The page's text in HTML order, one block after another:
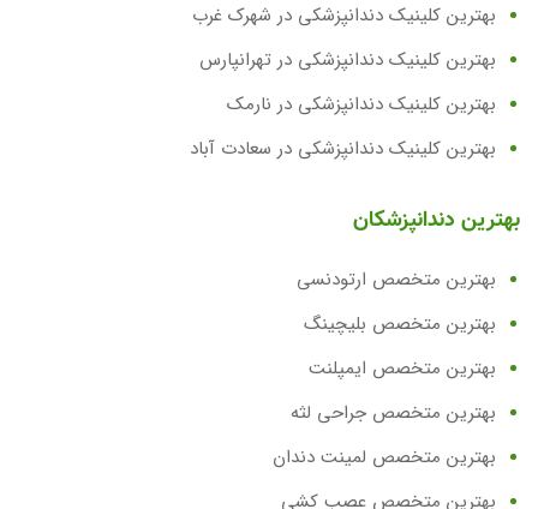
بهترین کلینیک دندانپزشکی در شهرک غرب
بهترین کلینیک دندانپزشکی در تهرانپارس
بهترین کلینیک دندانپزشکی در نارمک
بهترین کلینیک دندانپزشکی در سعادت آباد
بهترین دندانپزشکان
بهترین متخصص ارتودنسی
بهترین متخصص بلیچینگ
بهترین متخصص ایمپلنت
بهترین متخصص جراحی لثه
بهترین متخصص لمینت دندان
بهترین متخصص عصب کشی